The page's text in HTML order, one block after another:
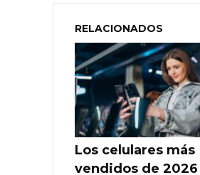
RELACIONADOS
Los celulares más
vendidos de 2026